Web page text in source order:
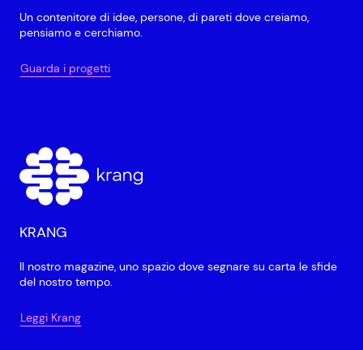
Un contenitore di idee, persone, di pareti dove creiamo,
pensiamo e cerchiamo.
Guarda i progetti
KRANG
Il nostro magazine, uno spazio dove segnare su carta le sfide
del nostro tempo.
Leggi Krang